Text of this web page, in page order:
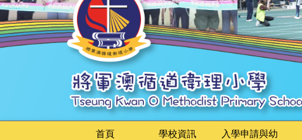
首頁
學校資訊
入學申請與幼